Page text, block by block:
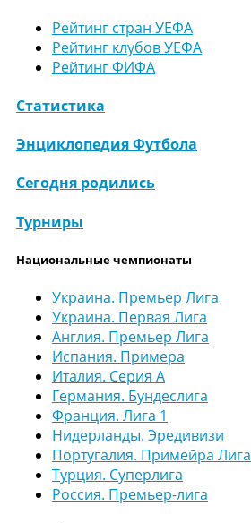
Рейтинг стран УЕФА
Рейтинг клубов УЕФА
Рейтинг ФИФА
Статистика
Энциклопедия Футбола
Сегодня родились
Турниры
Национальные чемпионаты
Украина. Премьер Лига
Украина. Первая Лига
Англия. Премьер Лига
Испания. Примера
Италия. Серия А
Германия. Бундеслига
Франция. Лига 1
Нидерланды. Эредивизи
Португалия. Примейра Лига
Турция. Суперлига
Россия. Премьер-лига